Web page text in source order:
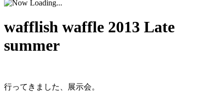
wafflish waffle 2013 Late
summer
行ってきました、展示会。